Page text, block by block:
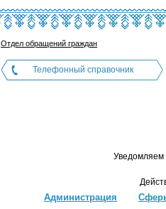
Отдел обращений граждан
Телефонный справочник
Уведомляем
Администрация